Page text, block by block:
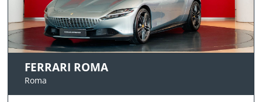
FERRARI ROMA
Roma